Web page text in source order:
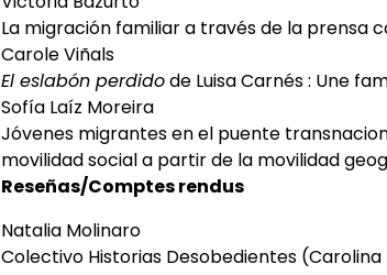
La migración familiar a través de la prensa
Carole Viñals
El eslabón perdidode Luisa Carnés : Une
Sofía Laíz Moreira
Jóvenes migrantes en el puente
movilidad social a partir de la movilidad
Reseñas/Comptes rendus
Natalia Molinaro
Colectivo Historias Desobedientes